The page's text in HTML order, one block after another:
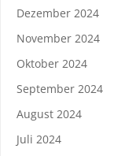
Dezember 2024
November 2024
Oktober 2024
September 2024
August 2024
Juli 2024